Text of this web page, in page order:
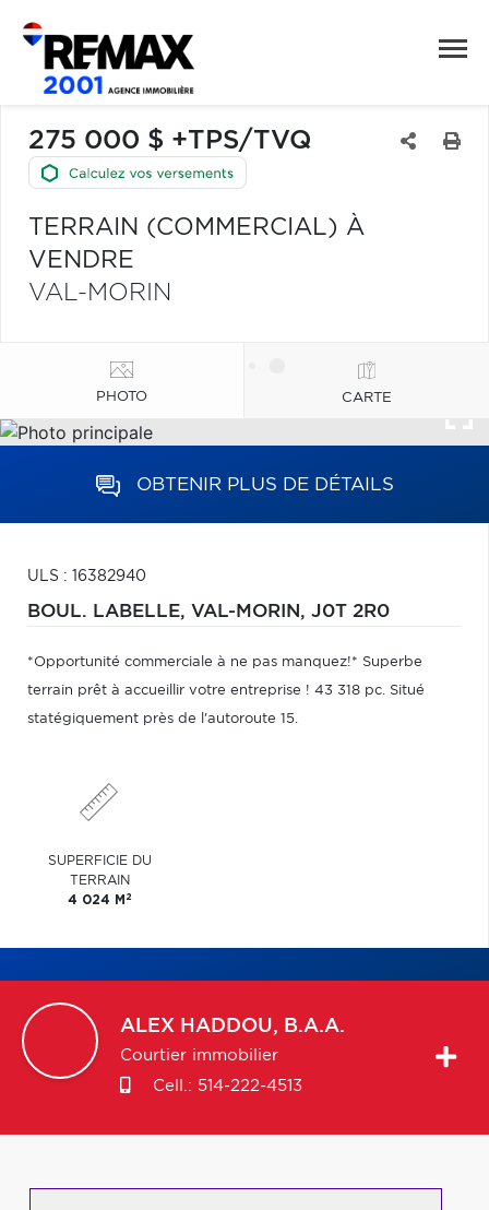
275 000 $ +TPS/TVQ
TERRAIN (COMMERCIAL) À
VENDRE
VAL-MORIN
PHOTO CARTE
OBTENIR PLUS DE DÉTAILS
ULS : 16382940
BOUL. LABELLE, VAL-MORIN, J0T 2R0
*Opportunité commerciale à ne pas manquez!* Superbe
terrain prêt à accueillir votre entreprise ! 43 318 pc. Situé
statégiquement près de l'autoroute 15.
SUPERFICIE DU
TERRAIN
4 024 M 2
ALEX HADDOU, B.A.A.
Courtier immobilier
Cell.: 514-222-4513